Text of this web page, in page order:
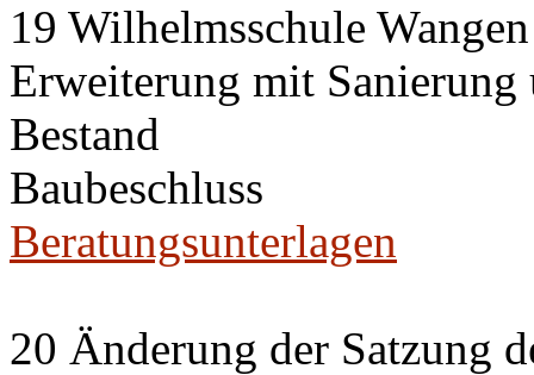
19 Wilhelmsschule Wangen
Erweiterung mit
Bestand
Baubeschluss
Beratungsunterlagen
20 Änderung der Satzung